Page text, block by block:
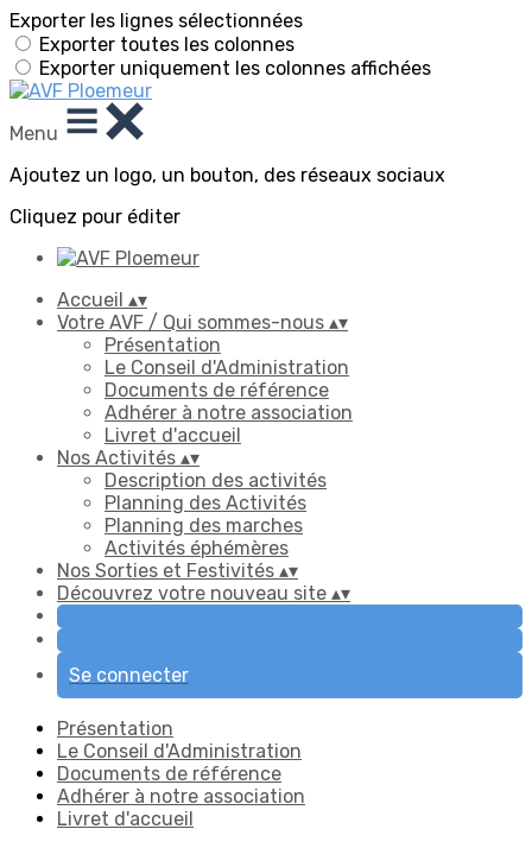
Exporter les lignes sélectionnées
Exporter toutes les colonnes
Exporter uniquement les colonnes affichées
Menu
Ajoutez un logo, un bouton, des réseaux sociaux
Cliquez pour éditer
Accueil ▴▾
Votre AVF / Qui sommes-nous ▴▾
Présentation
Le Conseil d'Administration
Documents de référence
Adhérer à notre association
Livret d'accueil
Nos Activités ▴▾
Description des activités
Planning des Activités
Planning des marches
Activités éphémères
Nos Sorties et Festivités ▴▾
Découvrez votre nouveau site ▴▾
Se connecter
Présentation
Le Conseil d'Administration
Documents de référence
Adhérer à notre association
Livret d'accueil